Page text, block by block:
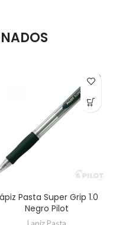
Pasta Super Grip 1.0
Negro Pilot